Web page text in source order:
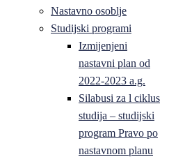
Nastavno osoblje
Studijski programi
Izmijenjeni
nastavni plan od
2022-2023 a.g.
Silabusi za l ciklus
studija – studijski
program Pravo po
nastavnom planu